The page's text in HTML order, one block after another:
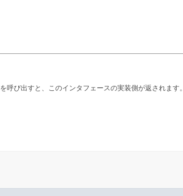
を呼び出すと、このインタフェースの実装側が返されます。